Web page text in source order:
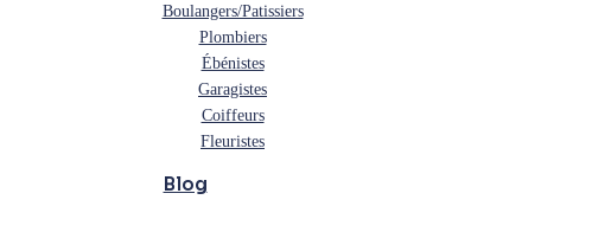
Boulangers/Patissiers
Plombiers
Ébénistes
Garagistes
Coiffeurs
Fleuristes
Blog